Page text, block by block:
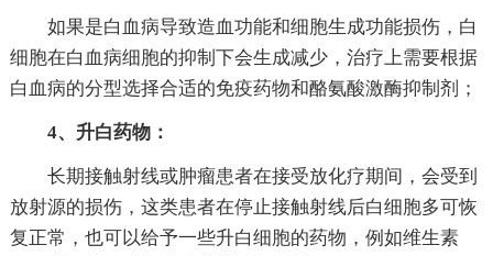
如果是白血病导致造血功能和细胞生成功能损伤，白
细胞在白血病细胞的抑制下会生成减少，治疗上需要根据
白血病的分型选择合适的免疫药物和酪氨酸激酶抑制剂；
4、升白药物：
长期接触射线或肿瘤患者在接受放化疗期间，会受到
放射源的损伤，这类患者在停止接触射线后白细胞多可恢
复正常，也可以给予一些升白细胞的药物，例如维生素